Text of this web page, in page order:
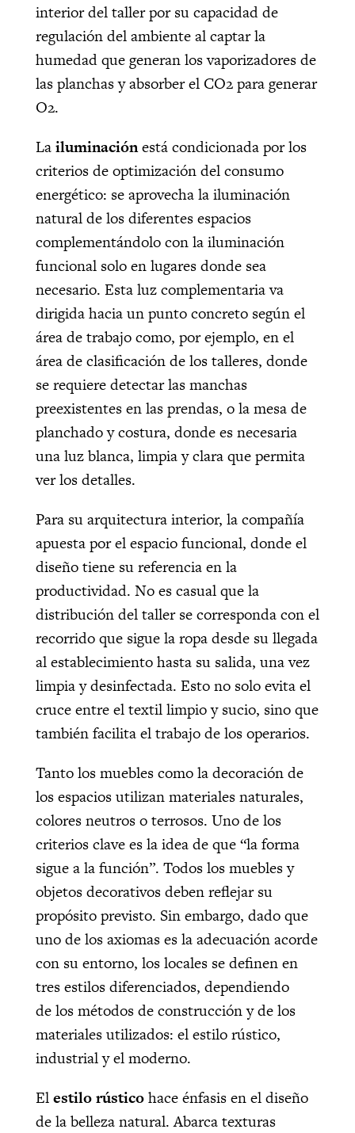
interior del taller por su capacidad de
regulación del ambiente al captar la
humedad que generan los vaporizadores de
las planchas y absorber el CO2 para generar
O2.
Lailuminaciónestá condicionada por los
criterios de optimización del consumo
energético: se aprovecha la iluminación
natural de los diferentes espacios
complementándolo con la iluminación
funcional solo en lugares donde sea
necesario. Esta luz complementaria va
dirigida hacia un punto concreto según el
área de trabajo como, por ejemplo, en el
área de clasificación de los talleres, donde
se requiere detectar las manchas
preexistentes en las prendas, o la mesa de
planchado y costura, donde es necesaria
una luz blanca, limpia y clara que permita
ver los detalles.
Para su arquitectura interior, la compañía
apuesta por el espacio funcional, donde el
diseño tiene su referencia en la
productividad. No es casual que la
distribución del taller se corresponda con el
recorrido que sigue la ropa desde su llegada
al establecimiento hasta su salida, una vez
limpia y desinfectada. Esto no solo evita el
cruce entre el textil limpio y sucio, sino que
también facilita el trabajo de los operarios.
Tanto los muebles como la decoración de
los espacios utilizan materiales naturales,
colores neutros o terrosos. Uno de los
criterios clave es la idea de que “la forma
sigue a la función”. Todos los muebles y
objetos decorativos deben reflejar su
propósito previsto. Sin embargo, dado que
uno de los axiomas es la adecuación acorde
con su entorno, los locales se definen en
tres estilos diferenciados, dependiendo
de los métodos de construcción y de los
materiales utilizados: el estilo rústico,
industrial y el moderno.
Elestilo rústicohace énfasis en el diseño
de la belleza natural. Abarca texturas